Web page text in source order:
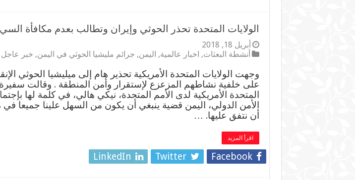
الولايات المتحدة تحذر الحوثي وإيران وتطالب بعدم مكافأة
أبريل 18, 2018
أنشطة البعثات, اخبار عالمية, اليمن, جرائم مليشيا الحوثي في اليمن, خبر عاجل
وجهت الولايات المتحدة الأمريكية تحذير هام إلى ميليشيا الحوثي
على خلفية نشاطهم المزعزع لإستقرار وأمن المنطقة . وقالت سفيرة
المتحدة الأمريكية لدى الأمم المتحدة، نيكي هالي، في كلمة لها
الأمن الدولي، اليمن قضية ينبغي أن يكون من السهل علينا جميعا
أن نتفق عليها. …
اقرأ المزيد
Facebook
Twitter
LinkedIn